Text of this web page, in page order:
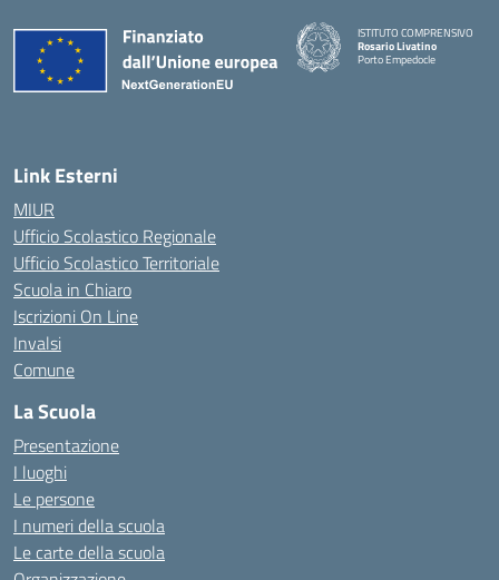
ISTITUTO COMPRENSIVO
Rosario Livatino
Porto Empedocle
Link Esterni
MIUR
Ufficio Scolastico Regionale
Ufficio Scolastico Territoriale
Scuola in Chiaro
Iscrizioni On Line
Invalsi
Comune
La Scuola
Presentazione
I luoghi
Le persone
I numeri della scuola
Le carte della scuola